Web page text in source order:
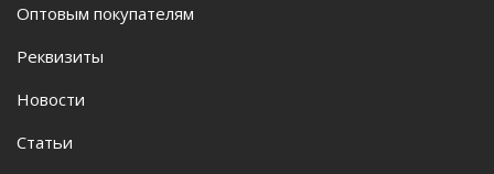
Оптовым покупателям
Реквизиты
Новости
Статьи